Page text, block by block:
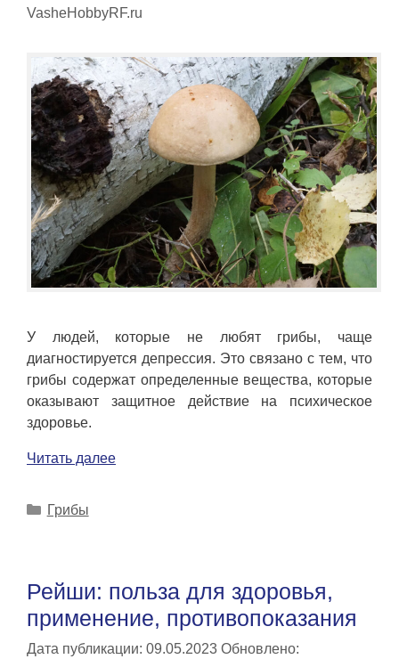
VasheHobbyRF.ru
У людей, которые не любят грибы, чаще
диагностируется депрессия. Это связано с тем, что
грибы содержат определенные вещества, которые
оказывают защитное действие на психическое
здоровье.
Читать далее
Рубрики
Грибы
Рейши: польза для здоровья,
применение, противопоказания
Дата публикации: 09.05.2023 Обновлено: